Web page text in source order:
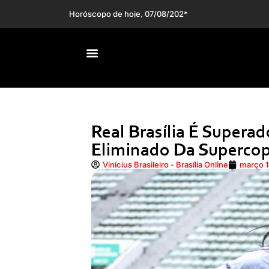
Horóscopo de hoje, 07/08/2026 – Previsões para
Real Brasília É
Eliminado Da
Vinícius Brasileiro - Brasília Online março